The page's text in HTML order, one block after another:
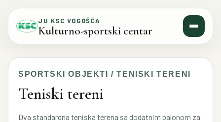
JU KSC VOGOŠĆA
Kulturno-sportski centar
SPORTSKI OBJEKTI / TENISKI TERENI
Teniski tereni
Dva standardna teniska terena sa dodatnim balonom za